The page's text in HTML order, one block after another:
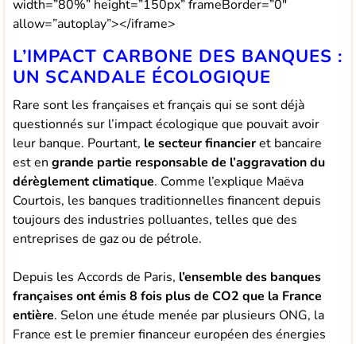
width=”80%” height=”150px” frameBorder=”0″
allow=”autoplay”></iframe>
L’IMPACT CARBONE DES BANQUES :
UN SCANDALE ÉCOLOGIQUE
Rare sont les françaises et français qui se sont déjà
questionnés sur l’impact écologique que pouvait avoir
leur banque. Pourtant, le secteur financieret bancaire
est engrande partie responsable de l’aggravation du
dérèglement climatique. Comme l’explique Maëva
Courtois, les banques traditionnelles financent depuis
toujours des industries polluantes, telles que des
entreprises de gaz ou de pétrole.
Depuis les Accords de Paris, l’ensemble des banques
françaises ont émis 8 fois plus de CO2 que la France
entière. Selon une étude menée par plusieurs ONG, la
France est le premier financeur européen des énergies